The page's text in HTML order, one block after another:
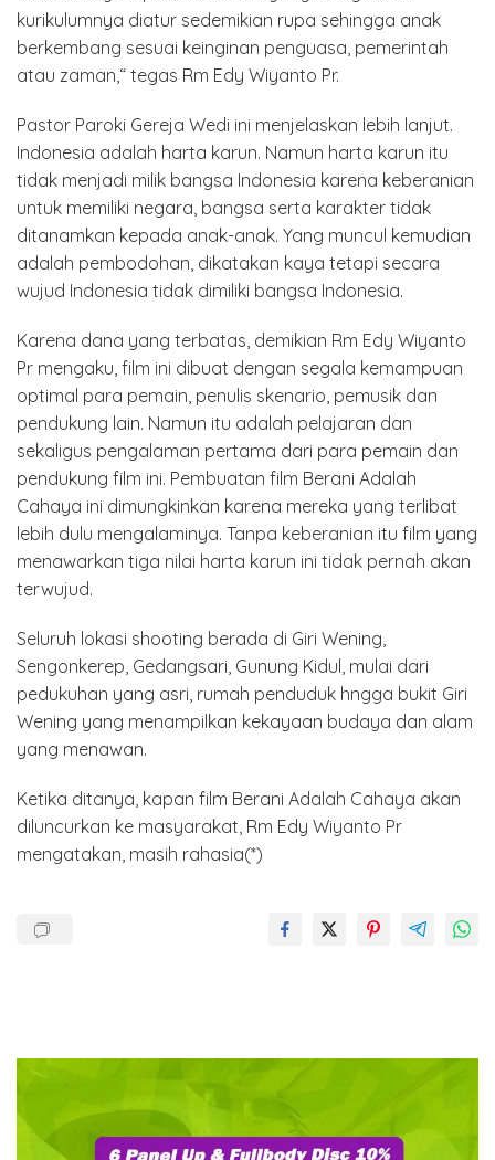
kurikulumnya diatur sedemikian rupa sehingga anak
berkembang sesuai keinginan penguasa, pemerintah
atau zaman,“ tegas Rm Edy Wiyanto Pr.
Pastor Paroki Gereja Wedi ini menjelaskan lebih lanjut.
Indonesia adalah harta karun. Namun harta karun itu
tidak menjadi milik bangsa Indonesia karena keberanian
untuk memiliki negara, bangsa serta karakter tidak
ditanamkan kepada anak-anak. Yang muncul kemudian
adalah pembodohan, dikatakan kaya tetapi secara
wujud Indonesia tidak dimiliki bangsa Indonesia.
Karena dana yang terbatas, demikian Rm Edy Wiyanto
Pr mengaku, film ini dibuat dengan segala kemampuan
optimal para pemain, penulis skenario, pemusik dan
pendukung lain. Namun itu adalah pelajaran dan
sekaligus pengalaman pertama dari para pemain dan
pendukung film ini. Pembuatan film Berani Adalah
Cahaya ini dimungkinkan karena mereka yang terlibat
lebih dulu mengalaminya. Tanpa keberanian itu film yang
menawarkan tiga nilai harta karun ini tidak pernah akan
terwujud.
Seluruh lokasi shooting berada di Giri Wening,
Sengonkerep, Gedangsari, Gunung Kidul, mulai dari
pedukuhan yang asri, rumah penduduk hngga bukit Giri
Wening yang menampilkan kekayaan budaya dan alam
yang menawan.
Ketika ditanya, kapan film Berani Adalah Cahaya akan
diluncurkan ke masyarakat, Rm Edy Wiyanto Pr
mengatakan, masih rahasia(*)